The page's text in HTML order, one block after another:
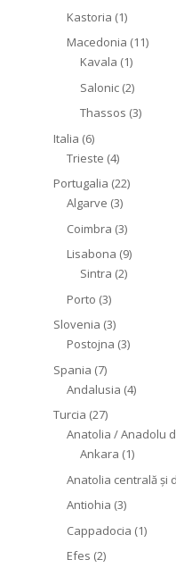
Kastoria (1)
Macedonia (11)
Kavala (1)
Salonic(2)
Thassos (3)
Italia (6)
Trieste (4)
Portugalia (22)
Algarve (3)
Coimbra (3)
Lisabona (9)
Sintra (2)
Porto (3)
Slovenia (3)
Postojna (3)
Spania (7)
Andalusia (4)
Turcia (27)
Anatolia / Anadolu
Ankara (1)
Anatolia centrală și
Antiohia (3)
Cappadocia (1)
Efes (2)